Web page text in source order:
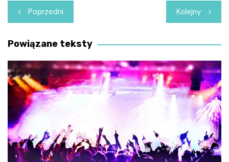
Nawigacja
wpisu
Poprzedni Kolejny
Powiązane teksty